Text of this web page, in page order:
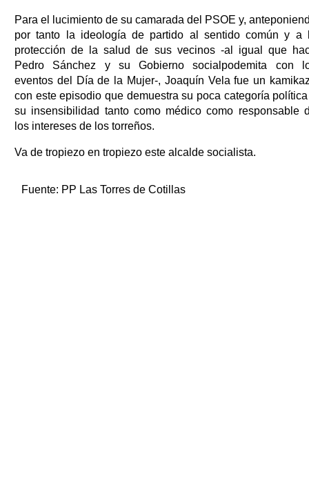
Para el lucimiento de su camarada del PSOE y,
por tanto la ideología de partido al sentido común y a
protección de la salud de sus vecinos -al igual que
Pedro Sánchez y su Gobierno socialpodemita con
eventos del Día de la Mujer-, Joaquín Vela fue un
con este episodio que demuestra su poca categoría
su insensibilidad tanto como médico como responsable
los intereses de los torreños.
Va de tropiezo en tropiezo este alcalde socialista.
Fuente: PP Las Torres de Cotillas